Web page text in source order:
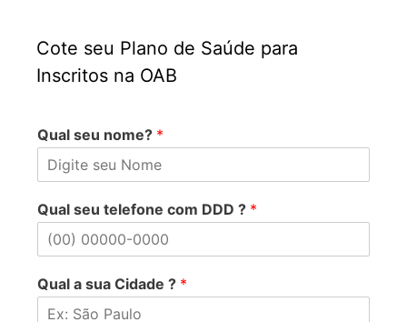
Cote seu Plano de Saúde para
Inscritos na OAB
Qual seu nome? *
Qual seu telefone com DDD ? *
Qual a sua Cidade ? *